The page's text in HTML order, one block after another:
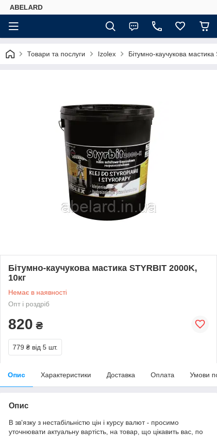
ABELARD
Товари та послуги Izolex Бітумно-каучукова
Бітумно-каучукова мастика STYRBIT 2000K,
10кг
Немає в наявності
Опт і роздріб
820 ₴
779 ₴ від 5 шт.
Опис Характеристики Доставка Оплата Умови
Опис
В зв'язку з нестабільністю цін і курсу валют - просимо
уточнювати актуальну вартість, на товар, що цікавить вас, по